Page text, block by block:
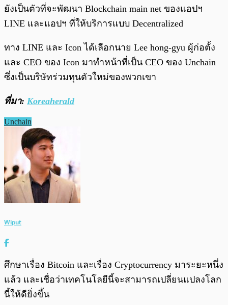
ยังเป็นตัวที่จะพัฒนา Blockchain main net ของแอปฯ
LINE และแอปฯ ที่ให้บริการแบบ Decentralized
ทาง LINE และ Icon ได้เลือกนาย Lee hong-gyu ผู้ก่อตั้ง
และ CEO ของ Icon มาทำหน้าที่เป็น CEO ของ Unchain
ซึ่งเป็นบริษัทร่วมทุนตัวใหม่ของพวกเขา
ที่มา: Koreaherald
Unchain
Wiput
ศึกษาเรื่อง Bitcoin และเรื่อง Cryptocurrency มาระยะหนึ่ง
แล้ว และเชื่อว่าเทคโนโลยีนี้จะสามารถเปลี่ยนแปลงโลก
นี้ให้ดียิ่งขึ้น